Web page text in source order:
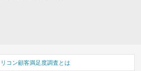
コン顧客満足度調査とは